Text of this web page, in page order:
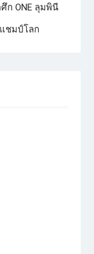
ก ONE ลุมพินี
ชมป์โลก